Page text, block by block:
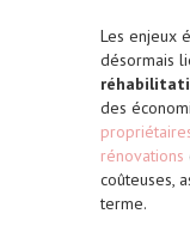
Les enjeux
désormais
des
rénovations
coûteuses,
terme.